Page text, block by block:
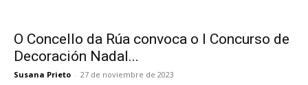
O Concello da Rúa convoca o I Concurso de
Decoración Nadal...
Susana Prieto - 27 de noviembre de 2023